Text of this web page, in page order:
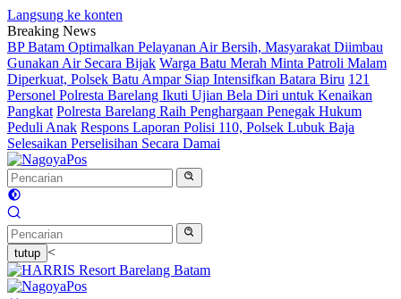
Langsung ke konten
Breaking News
BP Batam Optimalkan Pelayanan Air Bersih, Masyarakat Diimbau
Gunakan Air Secara Bijak Warga Batu Merah Minta Patroli Malam
Diperkuat, Polsek Batu Ampar Siap Intensifkan Batara Biru 121
Personel Polresta Barelang Ikuti Ujian Bela Diri untuk Kenaikan
Pangkat Polresta Barelang Raih Penghargaan Penegak Hukum
Peduli Anak Respons Laporan Polisi 110, Polsek Lubuk Baja
Selesaikan Perselisihan Secara Damai
tutup <